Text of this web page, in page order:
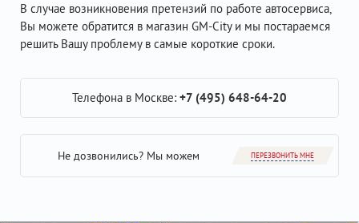
В случае возникновения претензий по работе автосервиса,
Вы можете обратится в магазин GM-City и мы постараемся
решить Вашу проблему в самые короткие сроки.
Телефона в Москве: +7 (495) 648-64-20
Не дозвонились? Мы можем ПЕРЕЗВОНИТЬ МНЕ